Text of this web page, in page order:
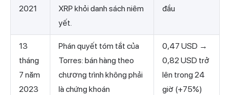
2021
XRP khỏi danh sách niêm
yết.
đầu
13
tháng
7 năm
2023
Phán quyết tóm tắt của
Torres: bán hàng theo
chương trình không phải
là chứng khoán
0,47 USD →
0,82 USD trở
lên trong 24
giờ (+75%)